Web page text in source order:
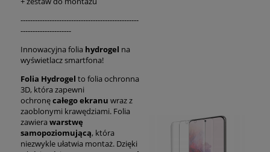
-------------------------------------------------
---------------------
Innowacyjna folia hydrogel na
wyświetlacz smartfona!
Folia Hydrogel to folia ochronna
3D, która zapewni
ochronęcałego ekranu wraz z
zaoblonymi krawędziami. Folia
zawiera warstwę
samopoziomującą, która
niezwykle ułatwia montaż. Dzięki